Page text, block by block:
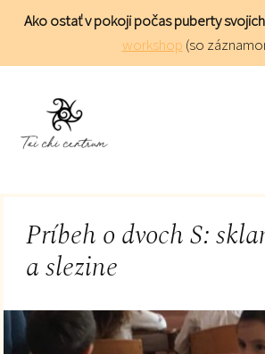
Ako ostať v pokoji počas puberty
workshop (so
Príbeh o dvoch S:
a slezine